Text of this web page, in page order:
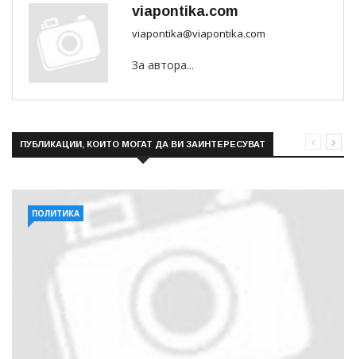
viapontika.com
viapontika@viapontika.com
За автора...
ПУБЛИКАЦИИ, КОИТО МОГАТ ДА ВИ ЗАИНТЕРЕСУВАТ
ПОЛИТИКА